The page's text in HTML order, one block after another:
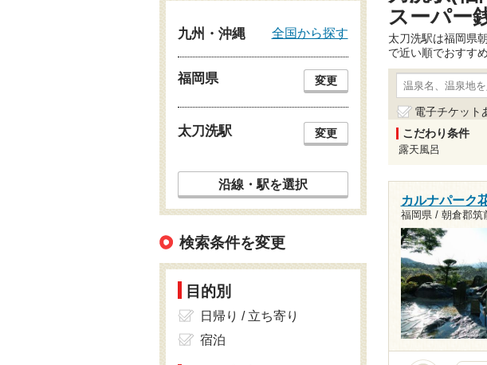
スーパー
太刀洗駅は福岡県
で近い順でおすす
電子チケット
こだわり条件
露天風呂
カルナパーク
福岡県 / 朝倉郡筑
九州・沖縄 全国から探す
福岡県 変更
太刀洗駅 変更
沿線・駅を選択
検索条件を変更
目的別
日帰り / 立ち寄り
宿泊